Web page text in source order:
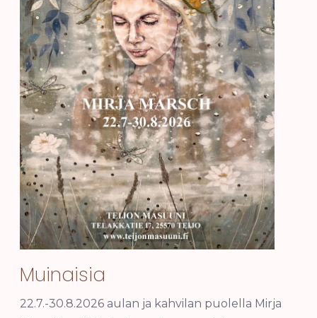
Muinaisia
22.7.-30.8.2026 aulan ja kahvilan puolella Mirja